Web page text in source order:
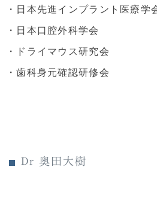
・日本先進インプラント医療学
・日本口腔外科学会
・ドライマウス研究会
・歯科身元確認研修会
Dr 奥田大樹